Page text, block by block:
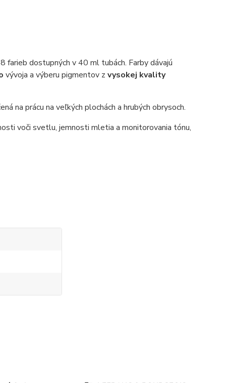
farieb dostupných v 40 ml tubách. Farby dávajú
vývoja a výberu pigmentov z vysokej kvality
na prácu na veľkých plochách a hrubých obrysoch.
voči svetlu, jemnosti mletia a monitorovania tónu,